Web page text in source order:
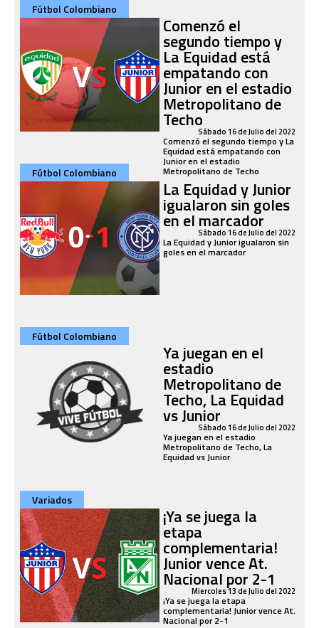
Fútbol Colombiano
Comenzó el
segundo tiempo y
La Equidad está
empatando con
Junior en el estadio
Metropolitano de
TechoSábado 16 de Julio del 2022
Comenzó el segundo tiempo y La
Equidad está empatando con
Junior en el estadio
Metropolitano de Techo
Fútbol Colombiano
La Equidad y Junior
igualaron sin goles
en el marcador
Sábado 16 de Julio del 2022
La Equidad y Junior igualaron sin
goles en el marcador
Fútbol Colombiano
Ya juegan en el
estadio
Metropolitano de
Techo, La Equidad
vs JuniorSábado 16 de Julio del 2022
Ya juegan en el estadio
Metropolitano de Techo, La
Equidad vs Junior
Variados
¡Ya se juega la
etapa
complementaria!
Junior vence At.
Nacional por 2-1
Miercoles 13 de Julio del 2022
¡Ya se juega la etapa
complementaria! Junior vence At.
Nacional por 2-1